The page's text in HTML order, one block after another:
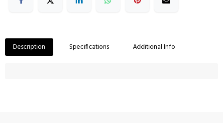
Description Specifications Additional Info